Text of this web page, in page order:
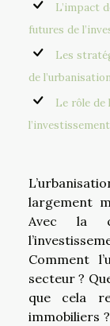
L’impact
futures de
Les
de
Le rôle de
largement
Avec la
Comment
secteur ?
que cela
immobiliers